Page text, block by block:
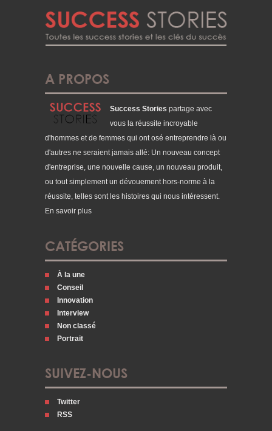
A PROPOS
Success Stories partage avec
vous la réussite incroyable
d'hommes et de femmes qui ont osé entreprendre là ou
d'autres ne seraient jamais allé: Un nouveau concept
d'entreprise, une nouvelle cause, un nouveau produit,
ou tout simplement un dévouement hors-norme à la
réussite, telles sont les histoires qui nous intéressent.
En savoir plus
CATÉGORIES
À la une
Conseil
Innovation
Interview
Non classé
Portrait
SUIVEZ-NOUS
Twitter
RSS